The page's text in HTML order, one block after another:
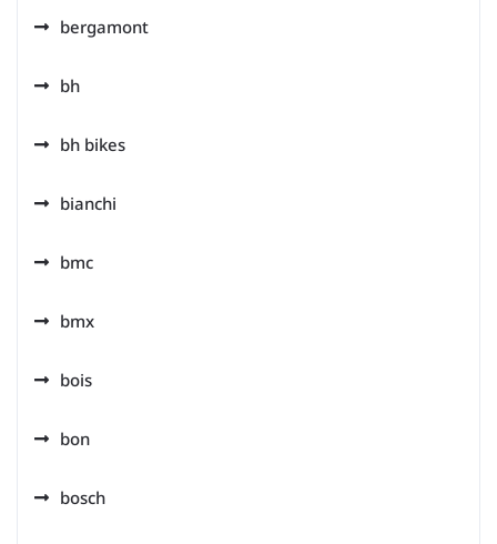
bergamont
bh
bh bikes
bianchi
bmc
bmx
bois
bon
bosch